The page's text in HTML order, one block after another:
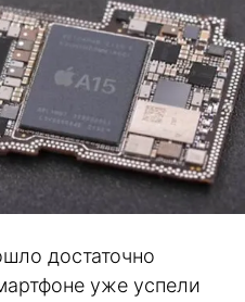
достаточно
уже успели